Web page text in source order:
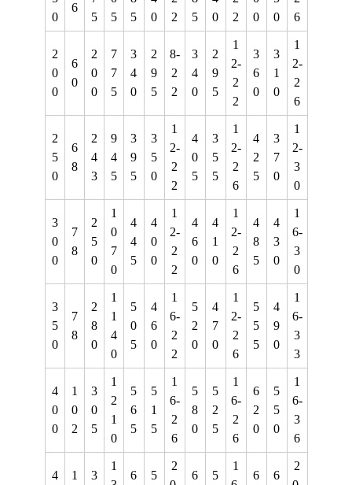
0
6
5
5
5
0
2
5
0
2
0
0
6
2
0
0
6
0
2
0
0
7
7
5
3
4
0
2
9
5
8-
2
2
3
4
0
2
9
5
1
2-
2
2
3
6
0
3
1
0
1
2-
2
6
2
5
0
6
8
2
4
3
9
4
5
3
9
5
3
5
0
1
2-
2
2
4
0
5
3
5
5
1
2-
2
6
4
2
5
3
7
0
1
2-
3
0
3
0
0
7
8
2
5
0
1
0
7
0
4
4
5
4
0
0
1
2-
2
2
4
6
0
4
1
0
1
2-
2
6
4
8
5
4
3
0
1
6-
3
0
3
5
0
7
8
2
8
0
1
1
4
0
5
0
5
4
6
0
1
6-
2
2
5
2
0
4
7
0
1
2-
2
6
5
5
5
4
9
0
1
6-
3
3
4
0
0
1
0
2
3
0
5
1
2
1
0
5
6
5
5
1
5
1
6-
2
6
5
8
0
5
2
5
1
6-
2
6
6
2
0
5
5
0
1
6-
3
6
4
1
3
1
6
5
2
6
5
1
6
6
2